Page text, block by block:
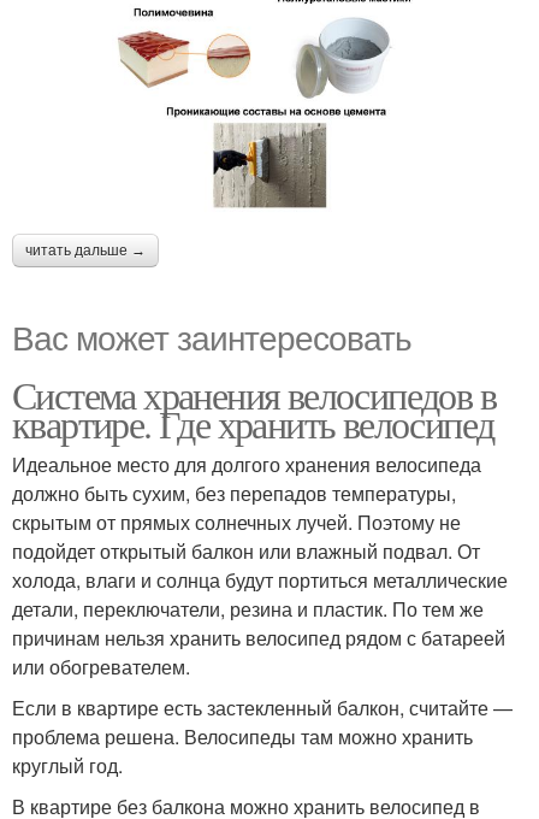
читать дальше →
Вас может заинтересовать
Система хранения велосипедов в
квартире. Где хранить велосипед
Идеальное место для долгого хранения велосипеда
должно быть сухим, без перепадов температуры,
скрытым от прямых солнечных лучей. Поэтому не
подойдет открытый балкон или влажный подвал. От
холода, влаги и солнца будут портиться металлические
детали, переключатели, резина и пластик. По тем же
причинам нельзя хранить велосипед рядом с батареей
или обогревателем.
Если в квартире есть застекленный балкон, считайте —
проблема решена. Велосипеды там можно хранить
круглый год.
В квартире без балкона можно хранить велосипед в